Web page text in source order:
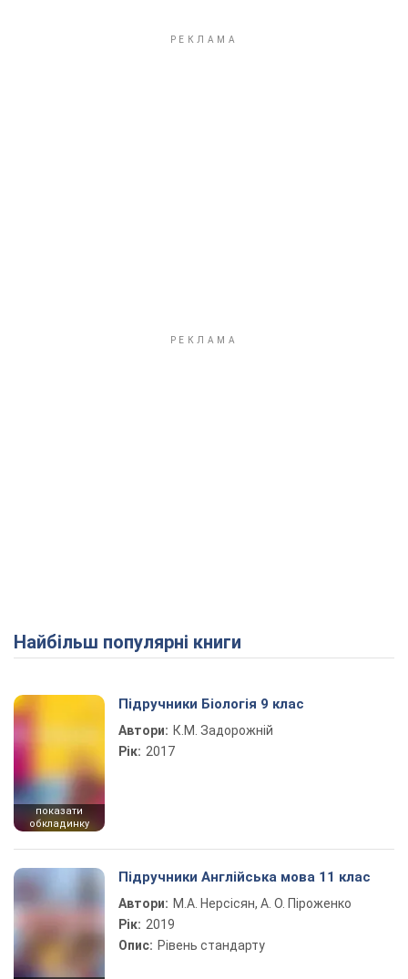
Найбільш популярні книги
показати
обкладинку
Підручники Біологія 9 клас
Автори: К.М. Задорожній
Рік: 2017
Підручники Англійська мова 11 клас
Автори: М.А. Нерсісян, А. О. Піроженко
Рік: 2019
Опис: Рівень стандарту